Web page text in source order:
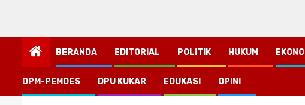
BERANDA EDITORIAL POLITIK HUKUM
DPM-PEMDES DPU KUKAR EDUKASI OPINI